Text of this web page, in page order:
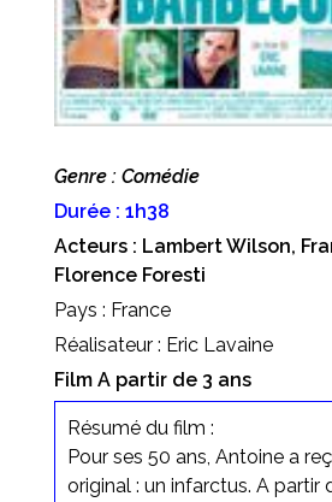
Genre : Comédie
Durée : 1h38
Acteurs : Lambert Wilson,
Florence Foresti
Pays : France
Réalisateur : Eric Lavaine
Film A partir de 3 ans
Résumé du film :
Pour ses 50 ans, Antoine a
original : un infarctus. A partir